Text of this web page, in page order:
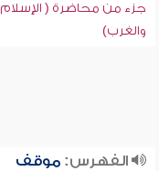
جزء من محاضرة ( الإسلام
والغرب)
الفهرس:موقف